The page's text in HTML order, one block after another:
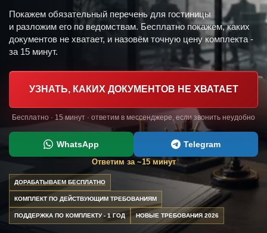
Покажем обязательный перечень для гостиницы
и разложим его по ведомствам. Бесплатно покажем, каких
документов не хватает, и назовём точную цену комплекта -
за 15 минут.
УЗНАТЬ, КАКИХ ДОКУМЕНТОВ НЕ ХВАТАЕТ
Бесплатно · 15 минут · ответим в мессенджере, если звонить неудобно
WhatsApp Telegram
Ответим за ~15 минут
ДОРАБАТЫВАЕМ БЕСПЛАТНО
КОМПЛЕКТ ПО ДЕЙСТВУЮЩИМ ТРЕБОВАНИЯМ
ПОДДЕРЖКА ПО КОМПЛЕКТУ - 1 ГОД НОВЫЕ ТРЕБОВАНИЯ 2026